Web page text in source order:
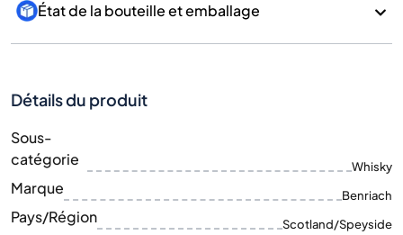
État de la bouteille et emballage
Détails du produit
Sous-
catégorie
Whisky
Marque Benriach
Pays/Région Scotland/Speyside